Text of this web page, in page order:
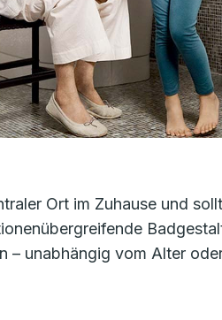
Ort im Zuhause und
– unabhängig vom Alter